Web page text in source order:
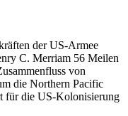
der US-Armee
C. Merriam 56 Meilen
von
die Northern Pacific
für die US-Kolonisierung